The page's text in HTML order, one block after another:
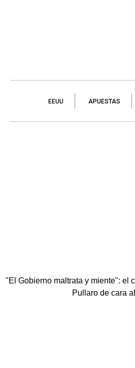
EEUU APUESTAS